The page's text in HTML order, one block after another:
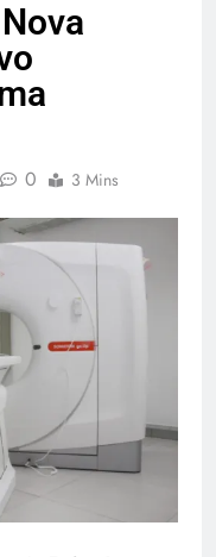
0 3 Mins